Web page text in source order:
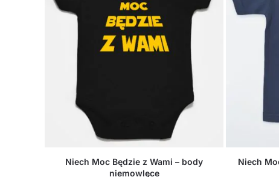
Niech Moc Będzie z Wami – body
niemowlęce
Niech